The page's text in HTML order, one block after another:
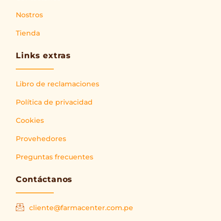
Nostros
Tienda
Links extras
Libro de reclamaciones
Política de privacidad
Cookies
Provehedores
Preguntas frecuentes
Contáctanos
cliente@farmacenter.com.pe